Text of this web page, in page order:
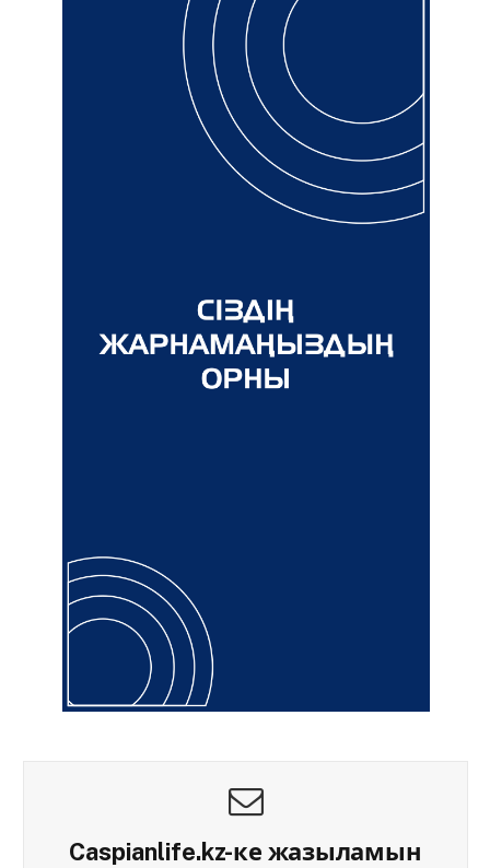
Caspianlife.kz-ке жазыламын